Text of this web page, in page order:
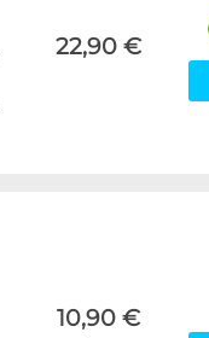
22,90 €
10,90 €